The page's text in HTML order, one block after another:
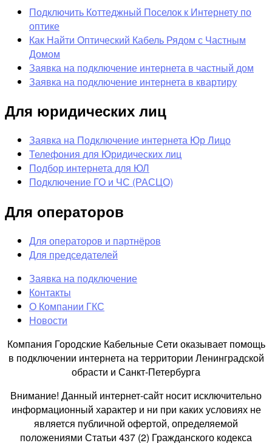
Подключить Коттеджный Поселок к Интернету по
оптике
Как Найти Оптический Кабель Рядом с Частным
Домом
Заявка на подключение интернета в частный дом
Заявка на подключение интернета в квартиру
Для юридических лиц
Заявка на Подключение интернета Юр Лицо
Телефония для Юридических лиц
Подбор интернета для ЮЛ
Подключение ГО и ЧС (РАСЦО)
Для операторов
Для операторов и партнёров
Для председателей
Заявка на подключение
Контакты
О Компании ГКС
Новости
Компания Городские Кабельные Сети оказывает помощь
в подключении интернета на территории Ленинградской
обрасти и Санкт-Петербурга
Внимание! Данный интернет-сайт носит исключительно
информационный характер и ни при каких условиях не
является публичной офертой, определяемой
положениями Статьи 437 (2) Гражданского кодекса